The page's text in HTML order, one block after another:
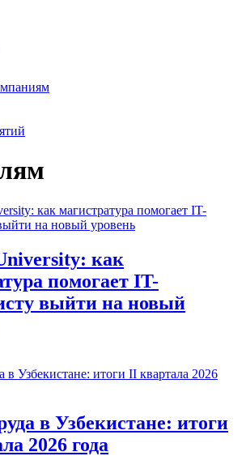
как
помогает IT-
выйти на новый
в Узбекистане: итоги
2026 года